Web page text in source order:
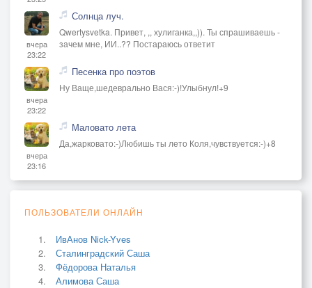
вчера
23:22
Солнца луч.
Qwertysvetka. Привет, ,, хулиганка,,)). Ты спрашиваешь -
зачем мне, ИИ..?? Постараюсь ответит
вчера
23:22
Песенка про поэтов
Ну Ваще,шедеврально Вася:-)!Улыбнул!+9
вчера
23:16
Маловато лета
Да,жарковато:-)Любишь ты лето Коля,чувствуется:-)+8
ПОЛЬЗОВАТЕЛИ ОНЛАЙН
ИвАнов Nick-Yves
Сталинградский Саша
Фёдорова Наталья
Алимова Саша